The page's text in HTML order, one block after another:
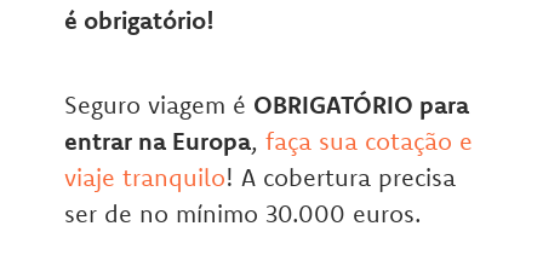
é obrigatório!
Seguro viagem é OBRIGATÓRIO para
entrar na Europa, faça sua cotação e
viaje tranquilo! A cobertura precisa
ser de no mínimo 30.000 euros.